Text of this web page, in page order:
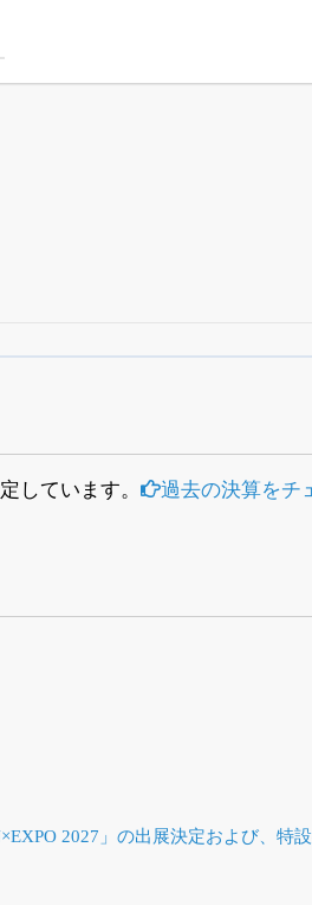
はじめる
しています。 過去の決算をチ
2027」の出展決定および、特